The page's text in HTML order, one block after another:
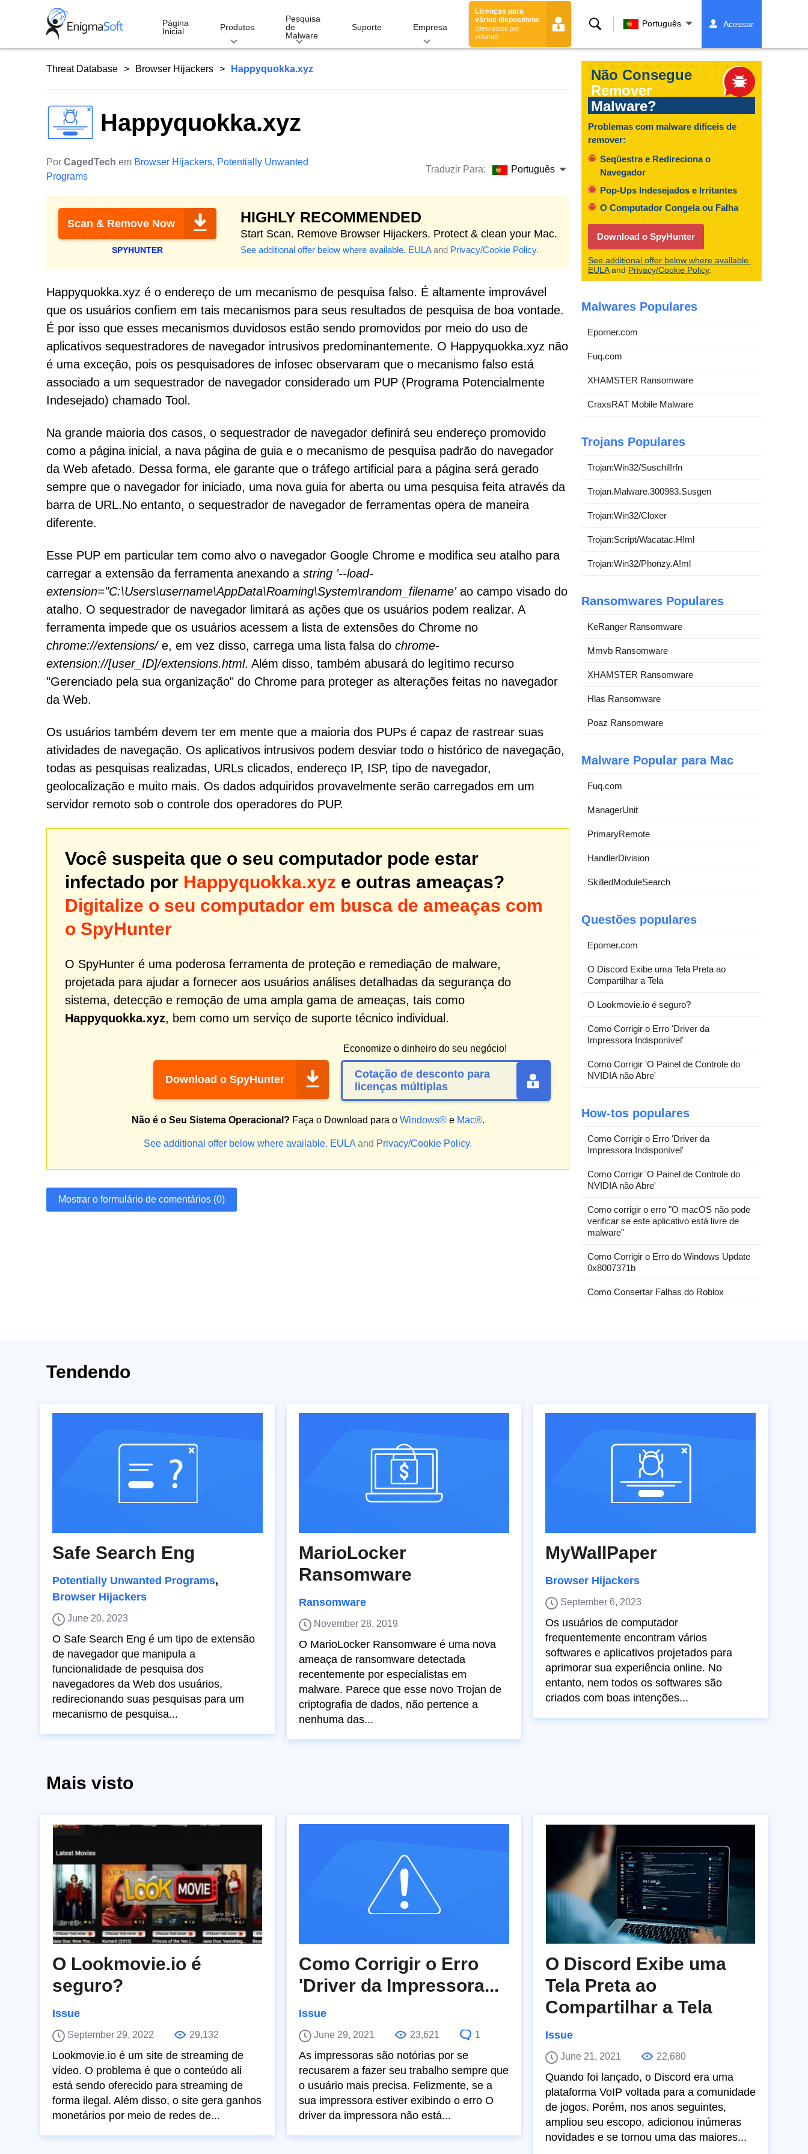
Página
Inicial
Produtos
Pesquisa
de
Malware
Suporte Empresa
Licenças para
vários dispositivos
(descontos por
volume)
Buscar Português Acessar
Threat Database Browser Hijackers Happyquokka.xyz
Happyquokka.xyz
Por CagedTech em Browser Hijackers, Potentially Unwanted
Programs
Traduzir Para: Português
Scan & Remove Now
SPYHUNTER
HIGHLY RECOMMENDED
Start Scan. Remove Browser Hijackers. Protect & clean your Mac.
See additional offer below where available. EULAand Privacy/Cookie Policy.
Happyquokka.xyz é o endereço de um mecanismo de pesquisa falso. É altamente improvável
que os usuários confiem em tais mecanismos para seus resultados de pesquisa de boa vontade.
É por isso que esses mecanismos duvidosos estão sendo promovidos por meio do uso de
aplicativos sequestradores de navegador intrusivos predominantemente. O Happyquokka.xyz não
é uma exceção, pois os pesquisadores de infosec observaram que o mecanismo falso está
associado a um sequestrador de navegador considerado um PUP (Programa Potencialmente
Indesejado) chamado Tool.
Na grande maioria dos casos, o sequestrador de navegador definirá seu endereço promovido
como a página inicial, a nava página de guia e o mecanismo de pesquisa padrão do navegador
da Web afetado. Dessa forma, ele garante que o tráfego artificial para a página será gerado
sempre que o navegador for iniciado, uma nova guia for aberta ou uma pesquisa feita através da
barra de URL.No entanto, o sequestrador de navegador de ferramentas opera de maneira
diferente.
Esse PUP em particular tem como alvo o navegador Google Chrome e modifica seu atalho para
carregar a extensão da ferramenta anexando a string '--load-
extension="C:\Users\username\AppData\Roaming\System\random_filename'ao campo visado do
atalho. O sequestrador de navegador limitará as ações que os usuários podem realizar. A
ferramenta impede que os usuários acessem a lista de extensões do Chrome no
chrome://extensions/e, em vez disso, carrega uma lista falsa do chrome-
extension://[user_ID]/extensions.html. Além disso, também abusará do legítimo recurso
"Gerenciado pela sua organização" do Chrome para proteger as alterações feitas no navegador
da Web.
Os usuários também devem ter em mente que a maioria dos PUPs é capaz de rastrear suas
atividades de navegação. Os aplicativos intrusivos podem desviar todo o histórico de navegação,
todas as pesquisas realizadas, URLs clicados, endereço IP, ISP, tipo de navegador,
geolocalização e muito mais. Os dados adquiridos provavelmente serão carregados em um
servidor remoto sob o controle dos operadores do PUP.
Você suspeita que o seu computador pode estar
infectado por Happyquokka.xyz e outras ameaças?
Digitalize o seu computador em busca de ameaças com
o SpyHunter
O SpyHunter é uma poderosa ferramenta de proteção e remediação de malware,
projetada para ajudar a fornecer aos usuários análises detalhadas da segurança do
sistema, detecção e remoção de uma ampla gama de ameaças, tais como
Happyquokka.xyz, bem como um serviço de suporte técnico individual.
Download o SpyHunter
Economize o dinheiro do seu negócio!
Cotação de desconto para
licenças múltiplas
Não é o Seu Sistema Operacional? Faça o Download para o Windows®e Mac®.
See additional offer below where available. EULA and Privacy/Cookie Policy.
Mostrar o formulário de comentários (0)
Não Consegue
Remover
Malware?
Problemas com malware difíceis de
remover:
Seqüestra e Redireciona o
Navegador
Pop-Ups Indesejados e Irritantes
O Computador Congela ou Falha
Download o SpyHunter
See additional offer below where available.
EULAand Privacy/Cookie Policy.
Malwares Populares
Eporner.com
Fuq.com
XHAMSTER Ransomware
CraxsRAT Mobile Malware
Trojans Populares
Trojan:Win32/Suschil!rfn
Trojan.Malware.300983.Susgen
Trojan:Win32/Cloxer
Trojan:Script/Wacatac.H!ml
Trojan:Win32/Phonzy.A!ml
Ransomwares Populares
KeRanger Ransomware
Mmvb Ransomware
XHAMSTER Ransomware
Hlas Ransomware
Poaz Ransomware
Malware Popular para Mac
Fuq.com
ManagerUnit
PrimaryRemote
HandlerDivision
SkilledModuleSearch
Questões populares
Eporner.com
O Discord Exibe uma Tela Preta ao
Compartilhar a Tela
O Lookmovie.io é seguro?
Como Corrigir o Erro 'Driver da
Impressora Indisponível'
Como Corrigir 'O Painel de Controle do
NVIDIA não Abre'
How-tos populares
Como Corrigir o Erro 'Driver da
Impressora Indisponível'
Como Corrigir 'O Painel de Controle do
NVIDIA não Abre'
Como corrigir o erro "O macOS não pode
verificar se este aplicativo está livre de
malware"
Como Corrigir o Erro do Windows Update
0x8007371b
Como Consertar Falhas do Roblox
Tendendo
Safe Search Eng
Potentially Unwanted Programs,
Browser Hijackers
June 20, 2023
O Safe Search Eng é um tipo de extensão
de navegador que manipula a
funcionalidade de pesquisa dos
navegadores da Web dos usuários,
redirecionando suas pesquisas para um
mecanismo de pesquisa...
MarioLocker
Ransomware
Ransomware
November 28, 2019
O MarioLocker Ransomware é uma nova
ameaça de ransomware detectada
recentemente por especialistas em
malware. Parece que esse novo Trojan de
criptografia de dados, não pertence a
nenhuma das...
MyWallPaper
Browser Hijackers
September 6, 2023
Os usuários de computador
frequentemente encontram vários
softwares e aplicativos projetados para
aprimorar sua experiência online. No
entanto, nem todos os softwares são
criados com boas intenções...
Mais visto
O Lookmovie.io é
seguro?
Issue
September 29, 2022 29,132
Lookmovie.io é um site de streaming de
vídeo. O problema é que o conteúdo ali
está sendo oferecido para streaming de
forma ilegal. Além disso, o site gera ganhos
monetários por meio de redes de...
Como Corrigir o Erro
'Driver da Impressora...
Issue
June 29, 2021 23,621 1
As impressoras são notórias por se
recusarem a fazer seu trabalho sempre que
o usuário mais precisa. Felizmente, se a
sua impressora estiver exibindo o erro O
driver da impressora não está...
O Discord Exibe uma
Tela Preta ao
Compartilhar a Tela
Issue
June 21, 2021 22,680
Quando foi lançado, o Discord era uma
plataforma VoIP voltada para a comunidade
de jogos. Porém, nos anos seguintes,
ampliou seu escopo, adicionou inúmeras
novidades e se tornou uma das maiores...